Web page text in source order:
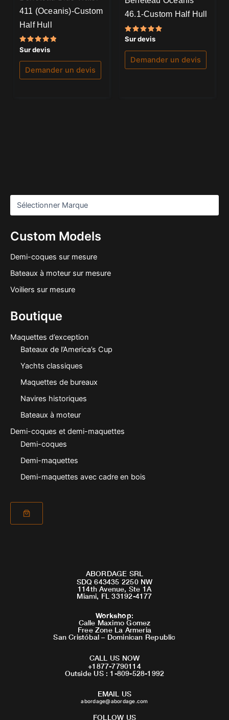
Custom Models
Demi-coques sur mesure
Bateaux à moteur sur mesure
Voiliers sur mesure
Boutique
Maquettes d’exception
Bateaux de l’America’s Cup
Yachts classiques
Maquettes de bureaux
Navires historiques
Bateaux à moteur
Demi-coques et demi-maquettes
Demi-coques
Demi-maquettes
Demi-maquettes avec cadre en bois
411 (Oceanis)-Custom
Half Hull
Note
5.00
sur 5
Sur devis
Demander un devis
46.1-Custom Half Hull
Note
5.00
sur 5
Sur devis
Demander un devis
ABORDAGE SRL
SDQ 643435 2250 NW
114th Avenue, Ste 1A
Miami, FL 33192-4177
Workshop:
Calle Maximo Gomez
Free Zone La Armeria
San Cristóbal – Dominican Republic
CALL US NOW
+1877-7790114
Outside US : 1-809-528-1992
EMAIL US
abordage@abordage.com
FOLLOW US